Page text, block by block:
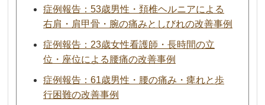
症例報告：53歳男性・頚椎ヘルニアによる
右肩・肩甲骨・腕の痛みとしびれの改善事例
症例報告：23歳女性看護師・長時間の立
位・座位による腰痛の改善事例
症例報告：61歳男性・腰の痛み・痺れと歩
行困難の改善事例